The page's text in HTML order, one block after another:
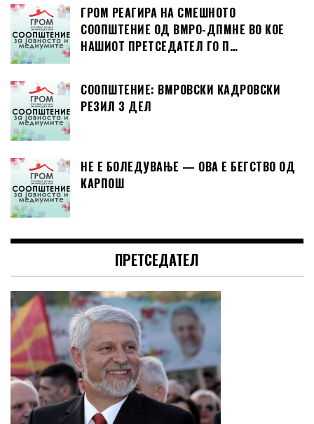
ГРОМ РЕАГИРА НА СМЕШНОТО
СООПШТЕНИЕ ОД ВМРО-ДПМНЕ ВО КОЕ
НАШИОТ ПРЕТСЕДАТЕЛ ГО П…
СООПШТЕНИЕ: ВМРОВСКИ КАДРОВСКИ
РЕЗИЛ 3 ДЕЛ
НЕ Е БОЛЕДУВАЊЕ — ОВА Е БЕГСТВО ОД
КАРПОШ
ПРЕТСЕДАТЕЛ